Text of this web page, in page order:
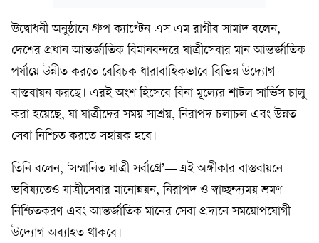
উদ্বোধনী অনুষ্ঠানে গ্রুপ ক্যাপ্টেন এস এম রাগীব সামাদ বলেন,
দেশের প্রধান আন্তর্জাতিক বিমানবন্দরে যাত্রীসেবার মান আন্তর্জাতিক
পর্যায়ে উন্নীত করতে বেবিচক ধারাবাহিকভাবে বিভিন্ন উদ্যোগ
বাস্তবায়ন করছে। এরই অংশ হিসেবে বিনা মূল্যের শাটল সার্ভিস চালু
করা হয়েছে, যা যাত্রীদের সময় সাশ্রয়, নিরাপদ চলাচল এবং উন্নত
সেবা নিশ্চিত করতে সহায়ক হবে।
তিনি বলেন, ‘সম্মানিত যাত্রী সর্বাগ্রে’—এই অঙ্গীকার বাস্তবায়নে
ভবিষ্যতেও যাত্রীসেবার মানোন্নয়ন, নিরাপদ ও স্বাচ্ছন্দ্যময় ভ্রমণ
নিশ্চিতকরণ এবং আন্তর্জাতিক মানের সেবা প্রদানে সময়োপযোগী
উদ্যোগ অব্যাহত থাকবে।